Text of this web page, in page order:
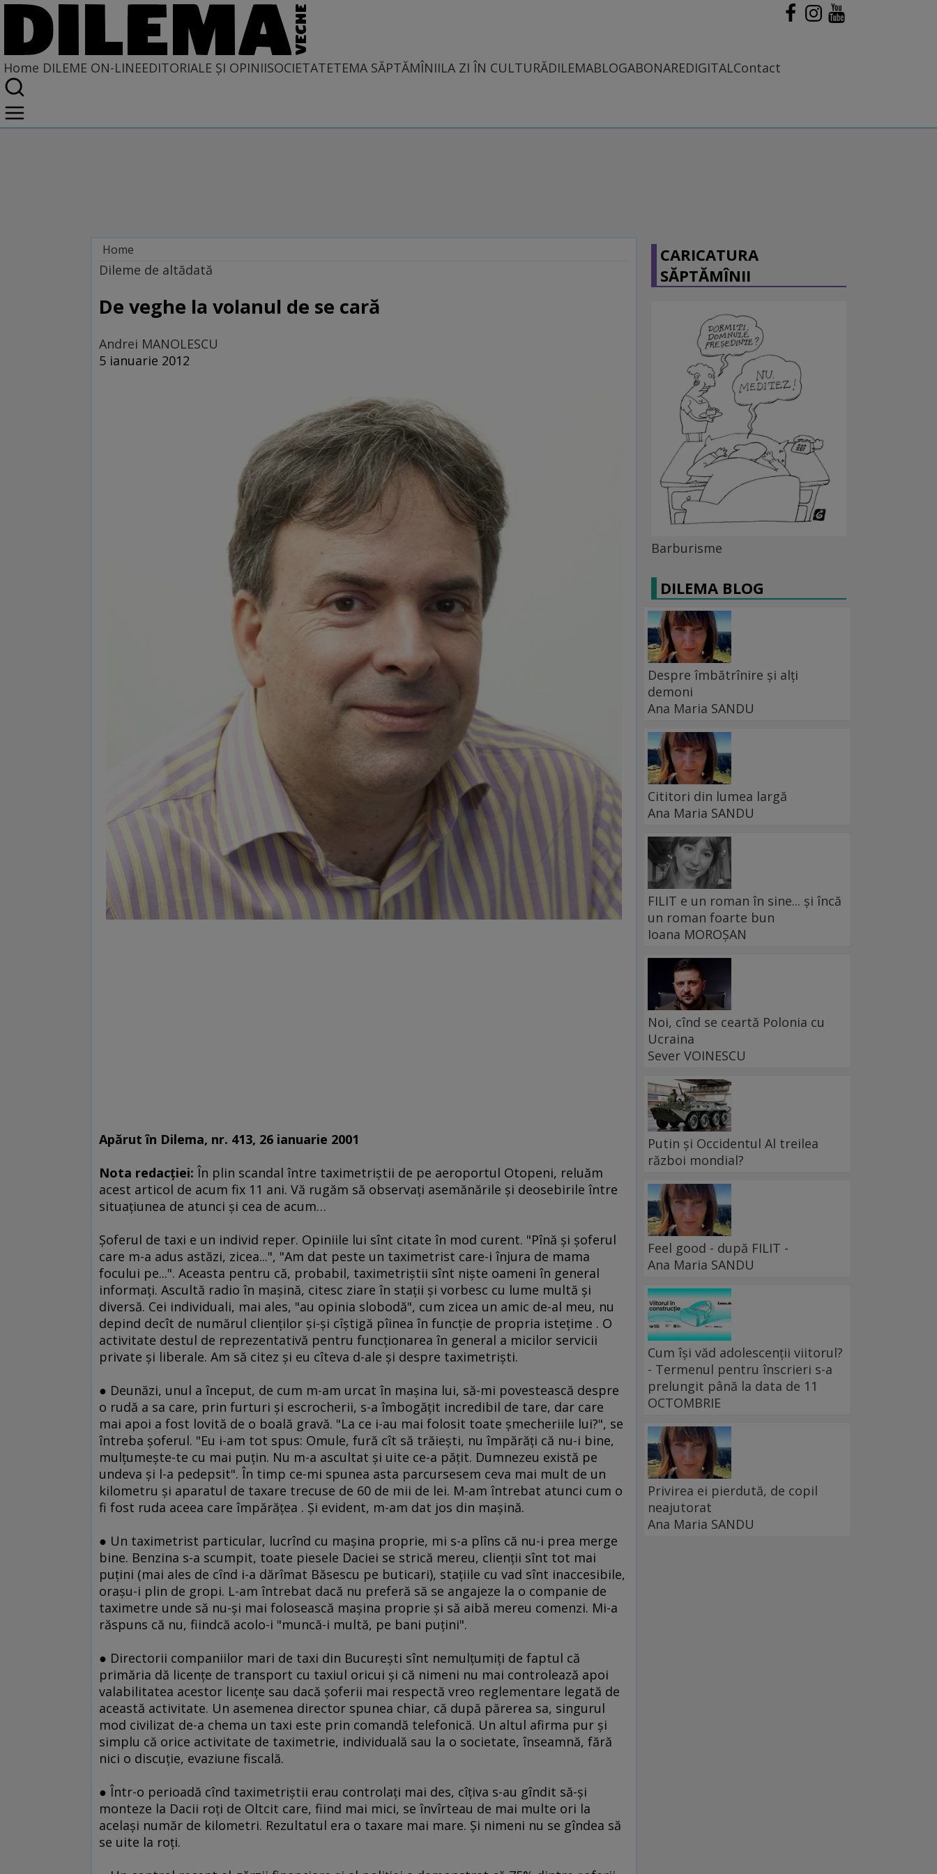
Home DILEME ON-LINEEDITORIALE ȘI OPINIISOCIETATETEMA SĂPTĂMÎNIILA ZI ÎN CULTURĂDILEMABLOGABONAREDIGITALContact
Home
Dileme on-line
Dileme de altădată
De veghe la volanul de se cară
Andrei MANOLESCU
5 ianuarie 2012
Apărut în Dilema, nr. 413, 26 ianuarie 2001
Nota redacţiei: În plin scandal între taximetriştii de pe aeroportul Otopeni, reluăm
acest articol de acum fix 11 ani. Vă rugăm să observaţi asemănările şi deosebirile între
situaţiunea de atunci şi cea de acum…
Şoferul de taxi e un individ reper. Opiniile lui sînt citate în mod curent. "Pînă şi şoferul
care m-a adus astăzi, zicea...", "Am dat peste un taximetrist care-i înjura de mama
focului pe...". Aceasta pentru că, probabil, taximetriştii sînt nişte oameni în general
informaţi. Ascultă radio în maşină, citesc ziare în staţii şi vorbesc cu lume multă şi
diversă. Cei individuali, mai ales, "au opinia slobodă", cum zicea un amic de-al meu, nu
depind decît de numărul clienţilor şi-şi cîştigă pîinea în funcţie de propria isteţime . O
activitate destul de reprezentativă pentru funcţionarea în general a micilor servicii
private şi liberale. Am să citez şi eu cîteva d-ale şi despre taximetrişti.
● Deunăzi, unul a început, de cum m-am urcat în maşina lui, să-mi povestească despre
o rudă a sa care, prin furturi şi escrocherii, s-a îmbogăţit incredibil de tare, dar care
mai apoi a fost lovită de o boală gravă. "La ce i-au mai folosit toate şmecheriile lui?", se
întreba şoferul. "Eu i-am tot spus: Omule, fură cît să trăieşti, nu împărăţi că nu-i bine,
mulţumeşte-te cu mai puţin. Nu m-a ascultat şi uite ce-a păţit. Dumnezeu există pe
undeva şi l-a pedepsit". În timp ce-mi spunea asta parcursesem ceva mai mult de un
kilometru şi aparatul de taxare trecuse de 60 de mii de lei. M-am întrebat atunci cum o
fi fost ruda aceea care împărăţea . Şi evident, m-am dat jos din maşină.
● Un taximetrist particular, lucrînd cu maşina proprie, mi s-a plîns că nu-i prea merge
bine. Benzina s-a scumpit, toate piesele Daciei se strică mereu, clienţii sînt tot mai
puţini (mai ales de cînd i-a dărîmat Băsescu pe buticari), staţiile cu vad sînt inaccesibile,
oraşu-i plin de gropi. L-am întrebat dacă nu preferă să se angajeze la o companie de
taximetre unde să nu-şi mai folosească maşina proprie şi să aibă mereu comenzi. Mi-a
răspuns că nu, fiindcă acolo-i "muncă-i multă, pe bani puţini".
● Directorii companiilor mari de taxi din Bucureşti sînt nemulţumiţi de faptul că
primăria dă licenţe de transport cu taxiul oricui şi că nimeni nu mai controlează apoi
valabilitatea acestor licenţe sau dacă şoferii mai respectă vreo reglementare legată de
această activitate. Un asemenea director spunea chiar, că după părerea sa, singurul
mod civilizat de-a chema un taxi este prin comandă telefonică. Un altul afirma pur şi
simplu că orice activitate de taximetrie, individuală sau la o societate, înseamnă, fără
nici o discuţie, evaziune fiscală.
● Într-o perioadă cînd taximetriştii erau controlaţi mai des, cîţiva s-au gîndit să-şi
monteze la Dacii roţi de Oltcit care, fiind mai mici, se învîrteau de mai multe ori la
acelaşi număr de kilometri. Rezultatul era o taxare mai mare. Şi nimeni nu se gîndea să
se uite la roţi.
CARICATURA
SĂPTĂMÎNII
Barburisme
DILEMA BLOG
Despre îmbătrînire și alți
demoni
Ana Maria SANDU
Cititori din lumea largă
Ana Maria SANDU
FILIT e un roman în sine... și încă
un roman foarte bun
Ioana MOROȘAN
Noi, cînd se ceartă Polonia cu
Ucraina
Sever VOINESCU
Putin și Occidentul Al treilea
război mondial?
Feel good - după FILIT -
Ana Maria SANDU
Cum își văd adolescenții viitorul?
- Termenul pentru înscrieri s-a
prelungit până la data de 11
OCTOMBRIE
Privirea ei pierdută, de copil
neajutorat
Ana Maria SANDU